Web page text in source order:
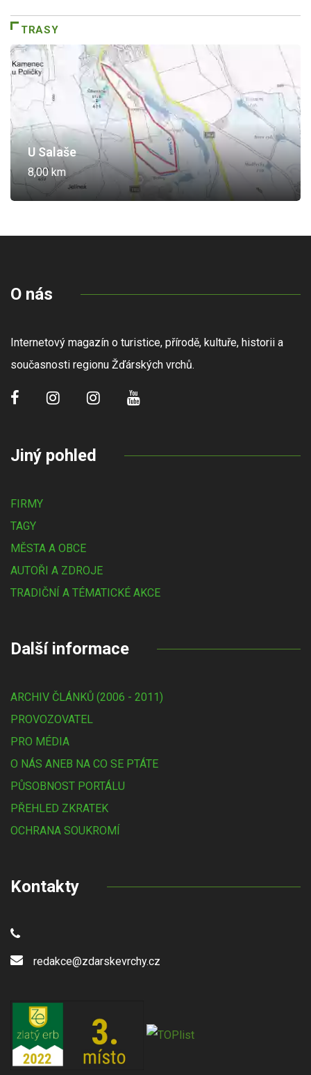
TRASY
U Salaše
8,00 km
O nás
Internetový magazín o turistice, přírodě, kultuře, historii a
současnosti regionu Žďárských vrchů.
Jiný pohled
FIRMY
TAGY
MĚSTA A OBCE
AUTOŘI A ZDROJE
TRADIČNÍ A TÉMATICKÉ AKCE
Další informace
ARCHIV ČLÁNKŮ (2006 - 2011)
PROVOZOVATEL
PRO MÉDIA
O NÁS ANEB NA CO SE PTÁTE
PŮSOBNOST PORTÁLU
PŘEHLED ZKRATEK
OCHRANA SOUKROMÍ
Kontakty
redakce@zdarskevrchy.cz